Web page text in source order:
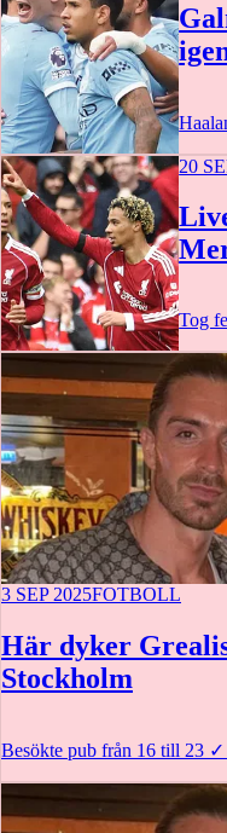
20
Tog
3 SEP 2025FOTBOLL
Här dyker
Stockholm
Besökte pub från 16 till 23 ✓